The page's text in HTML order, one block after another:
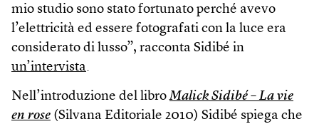
mio studio sono stato fortunato perché avevo
l’elettricità ed essere fotografati con la luce era
considerato di lusso”, racconta Sidibé in
un’intervista.
Nell’introduzione del libroMalick Sidibé – La vie
en rose (Silvana Editoriale 2010) Sidibé spiega che